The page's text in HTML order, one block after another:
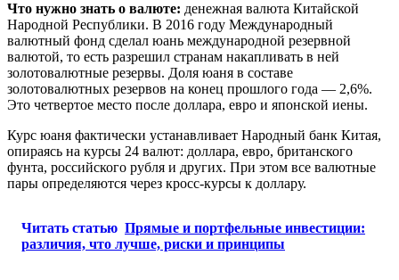
Что нужно знать о валюте: денежная валюта Китайской
Народной Республики. В 2016 году Международный
валютный фонд сделал юань международной резервной
валютой, то есть разрешил странам накапливать в ней
золотовалютные резервы. Доля юаня в составе
золотовалютных резервов на конец прошлого года — 2,6%.
Это четвертое место после доллара, евро и японской иены.
Курс юаня фактически устанавливает Народный банк Китая,
опираясь на курсы 24 валют: доллара, евро, британского
фунта, российского рубля и других. При этом все валютные
пары определяются через кросс-курсы к доллару.
Читать статью Прямые и портфельные инвестиции:
различия, что лучше, риски и принципы